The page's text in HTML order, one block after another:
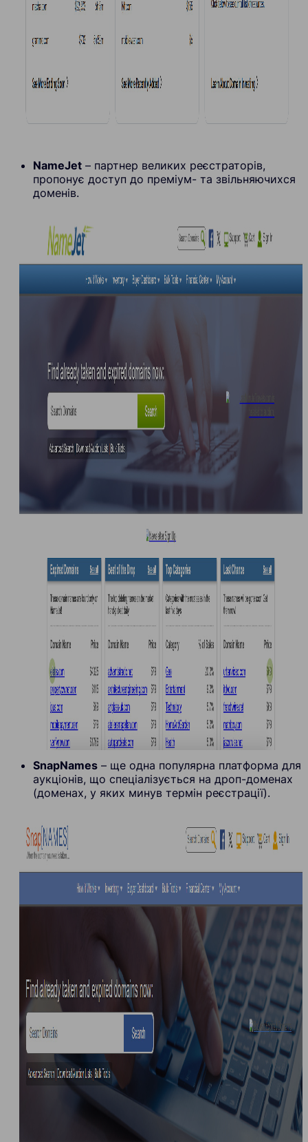
NameJet – партнер великих реєстраторів,
пропонує доступ до преміум- та звільняючихся
доменів.
SnapNames – ще одна популярна платформа для
аукціонів, що спеціалізується на дроп-доменах
(доменах, у яких минув термін реєстрації).